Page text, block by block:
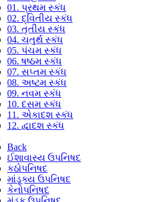
01. પ્રથમ સ્કંધ
02. દ્વિતીય સ્કંધ
03. તૃતીય સ્કંધ
04. ચતુર્થ સ્કંધ
05. પંચમ સ્કંધ
06. ષષ્ઠમ સ્કંધ
07. સપ્તમ સ્કંધ
08. અષ્ટમ સ્કંધ
09. નવમ સ્કંધ
10. દસમ સ્કંધ
11. એકાદશ સ્કંધ
12. દ્વાદશ સ્કંધ
Back
ઈશાવાસ્ય ઉપનિષદ
કઠોપનિષદ
માંડૂક્ય ઉપનિષદ
કેનોપનિષદ